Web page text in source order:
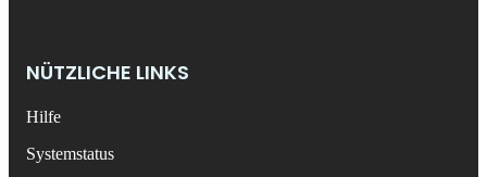
NÜTZLICHE LINKS
Hilfe
Systemstatus